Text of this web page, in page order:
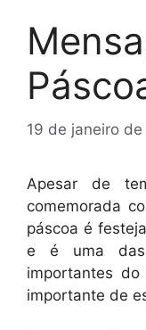
19 de janeiro de
Apesar de
comemorada
páscoa é
e é uma das
importantes
importante de